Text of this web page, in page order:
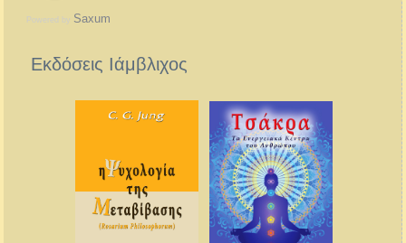
Powered by Saxum
Εκδόσεις Ιάμβλιχος